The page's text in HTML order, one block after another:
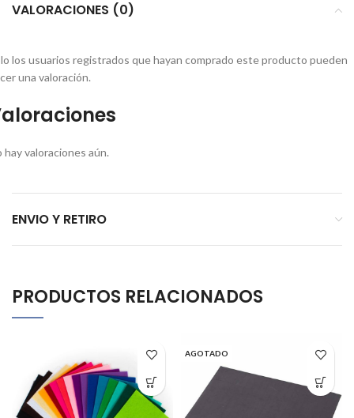
VALORACIONES (0)
hay valoraciones aún.
los usuarios registrados que hayan comprado este producto pueden
una valoración.
ENVIO Y RETIRO
PRODUCTOS RELACIONADOS
AGOTADO